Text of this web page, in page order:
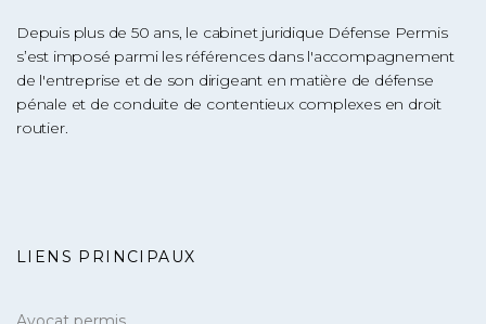
Depuis plus de 50 ans, le cabinet juridique Défense Permis
s’est imposé parmi les références dans l'accompagnement
de l'entreprise et de son dirigeant en matière de défense
pénale et de conduite de contentieux complexes en droit
routier.
LIENS PRINCIPAUX